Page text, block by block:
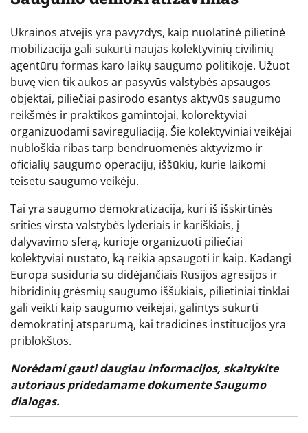
Ukrainos atvejis yra pavyzdys, kaip nuolatinė pilietinė
mobilizacija gali sukurti naujas kolektyvinių civilinių
agentūrų formas karo laikų saugumo politikoje. Užuot
buvę vien tik aukos ar pasyvūs valstybės apsaugos
objektai, piliečiai pasirodo esantys aktyvūs saugumo
reikšmės ir praktikos gamintojai, kolorektyviai
organizuodami savireguliaciją. Šie kolektyviniai veikėjai
nubloškia ribas tarp bendruomenės aktyvizmo ir
oficialių saugumo operacijų, iššūkių, kurie laikomi
teisėtu saugumo veikėju.
Tai yra saugumo demokratizacija, kuri iš išskirtinės
srities virsta valstybės lyderiais ir kariškiais, į
dalyvavimo sferą, kurioje organizuoti piliečiai
kolektyviai nustato, ką reikia apsaugoti ir kaip. Kadangi
Europa susiduria su didėjančiais Rusijos agresijos ir
hibridinių grėsmių saugumo iššūkiais, pilietiniai tinklai
gali veikti kaip saugumo veikėjai, galintys sukurti
demokratinį atsparumą, kai tradicinės institucijos yra
priblokštos.
Norėdami gauti daugiau informacijos, skaitykite
autoriaus pridedamame dokumenteSaugumo
dialogas.